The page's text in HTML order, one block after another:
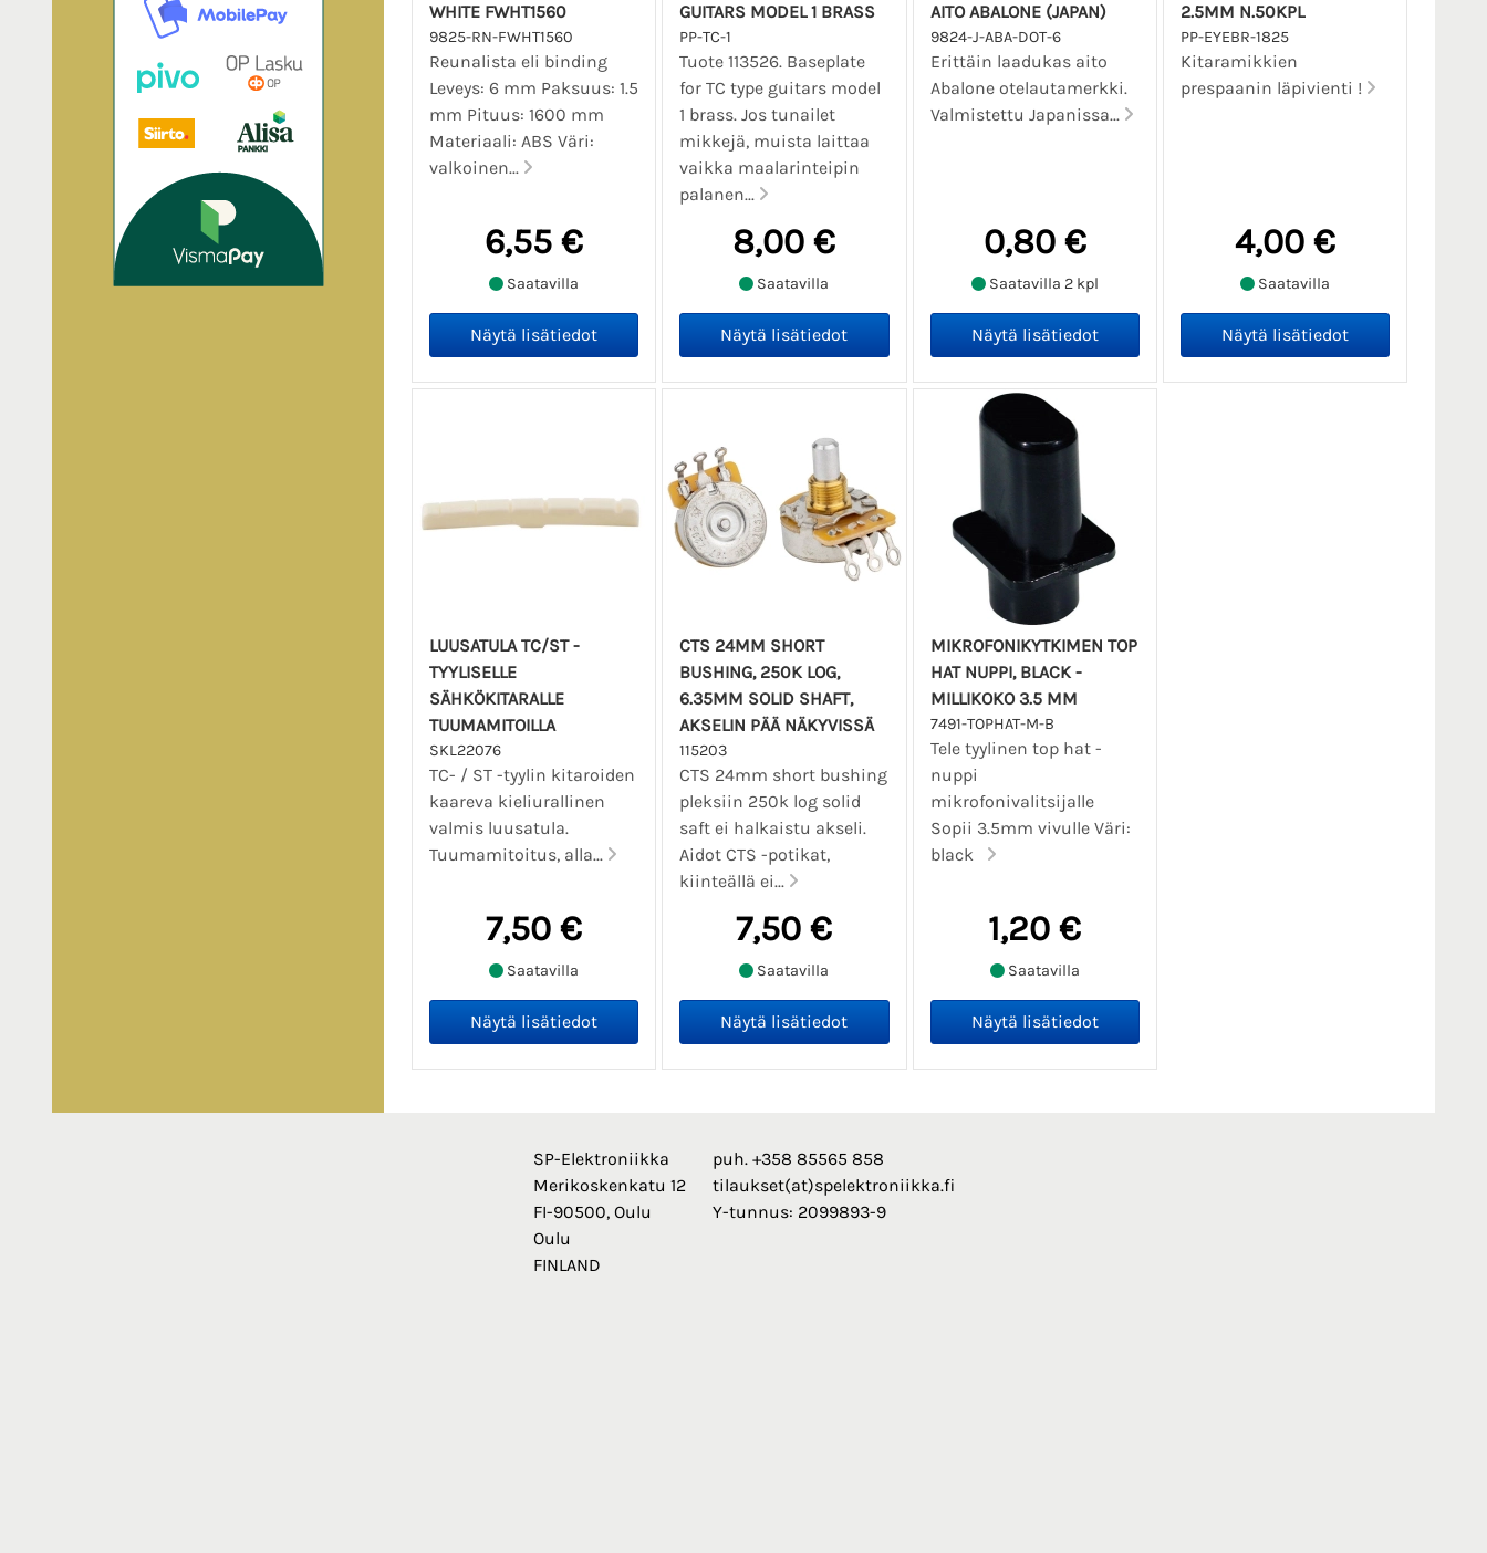
WHITE FWHT1560
9825-RN-FWHT1560
Reunalista eli binding
Leveys: 6 mm Paksuus: 1.5
mm Pituus: 1600 mm
Materiaali: ABS Väri:
valkoinen...
6,55 €
Saatavilla
GUITARS MODEL 1 BRASS
PP-TC-1
Tuote 113526. Baseplate
for TC type guitars model
1 brass. Jos tunailet
mikkejä, muista laittaa
vaikka maalarinteipin
palanen...
8,00 €
Saatavilla
AITO ABALONE (JAPAN)
9824-J-ABA-DOT-6
Erittäin laadukas aito
Abalone otelautamerkki.
Valmistettu Japanissa...
0,80 €
Saatavilla 2 kpl
2.5MM N.50KPL
PP-EYEBR-1825
Kitaramikkien
prespaanin läpivienti !
4,00 €
Saatavilla
LUUSATULA TC/ST -
TYYLISELLE
SÄHKÖKITARALLE
TUUMAMITOILLA
SKL22076
TC- / ST -tyylin kitaroiden
kaareva kieliurallinen
valmis luusatula.
Tuumamitoitus, alla...
7,50 €
Saatavilla
CTS 24MM SHORT
BUSHING, 250K LOG,
6.35MM SOLID SHAFT,
AKSELIN PÄÄ NÄKYVISSÄ
115203
CTS 24mm short bushing
pleksiin 250k log solid
saft ei halkaistu akseli.
Aidot CTS -potikat,
kiinteällä ei...
7,50 €
Saatavilla
MIKROFONIKYTKIMEN TOP
HAT NUPPI, BLACK -
MILLIKOKO 3.5 MM
7491-TOPHAT-M-B
Tele tyylinen top hat -
nuppi
mikrofonivalitsijalle
Sopii 3.5mm vivulle Väri:
black
1,20 €
Saatavilla
SP-Elektroniikka
Merikoskenkatu 12
FI-90500, Oulu
Oulu
FINLAND
puh. +358 85565 858
tilaukset(at)spelektroniikka.fi
Y-tunnus: 2099893-9